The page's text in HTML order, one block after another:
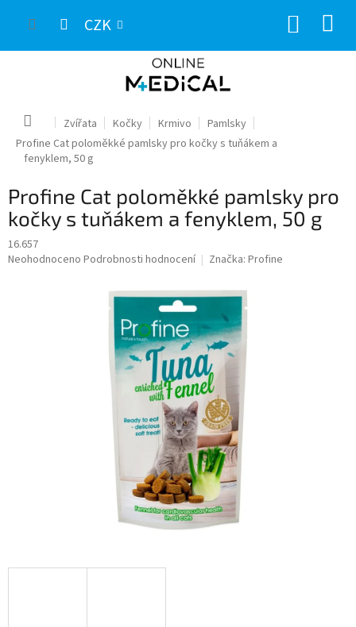
CZK
Domů Zvířata Kočky Krmivo
Pamlsky
Profine Cat poloměkké pamlsky pro kočky s tuňákem a
fenyklem, 50 g
Profine Cat poloměkké pamlsky pro
kočky s tuňákem a fenyklem, 50 g
16.657
Průměrné
Neohodnoceno Podrobnosti hodnocení Značka: Profine